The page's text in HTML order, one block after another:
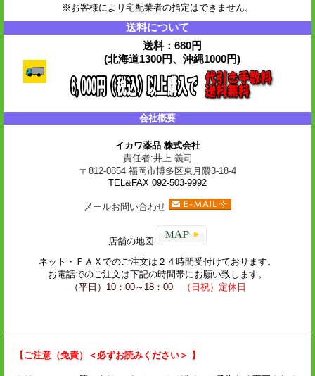
※お客様により宅配業者の指定はできません。
送料について
送料：680円
(北海道1300円、沖縄1000円)
会社概要
イカワ薬品 株式会社
責任者:井上 義司
〒812-0854 福岡市博多区東月隈3-18-4
TEL&FAX 092-503-9992
メールお問い合わせ
店舗の地図
ネット・ ＦＡＸ でのご注文は２４時間受付けております。
お電話でのご注文は下記の時間帯にお願い致します。
（平日）10：00～18：00
（日祝）定休日
【ご注意（免責）＜必ずお読みください＞ 】